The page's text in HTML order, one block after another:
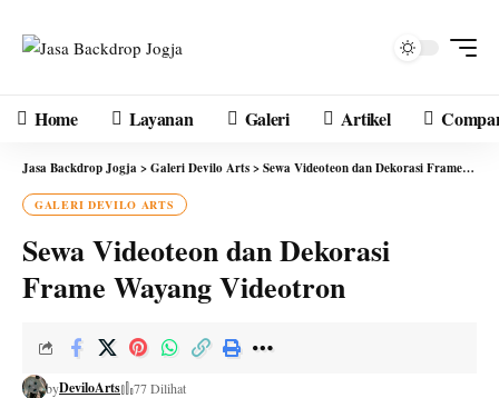
Home Layanan Galeri Artikel
Jasa Backdrop Jogja>Galeri Devilo Arts>Sewa Videoteon dan Dekorasi Frame Wayang Videotron
GALERI DEVILO ARTS
Sewa Videoteon dan Dekorasi
Frame Wayang Videotron
byDeviloArts 77 Dilihat